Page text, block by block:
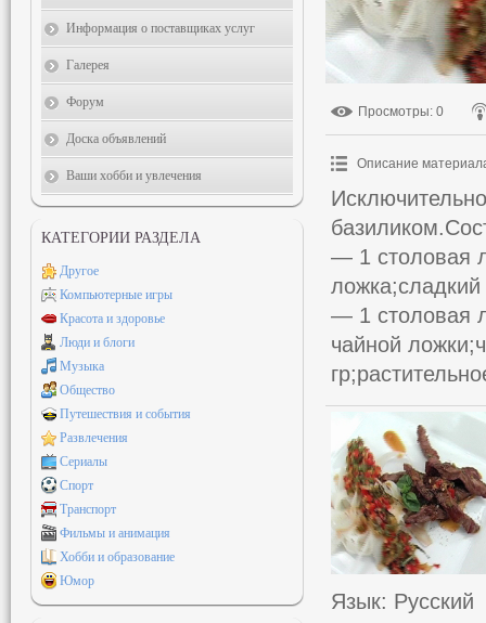
Просмотры: 0
Описание
— 1 столовая
— 1 столовая
чайной
Язык: Русский
Информация о поставщиках услуг
Галерея
Форум
Доска объявлений
Ваши хобби и увлечения
КАТЕГОРИИ РАЗДЕЛА
Другое
Компьютерные игры
Красота и здоровье
Люди и блоги
Музыка
Общество
Путешествия и события
Развлечения
Сериалы
Спорт
Транспорт
Фильмы и анимация
Хобби и образование
Юмор